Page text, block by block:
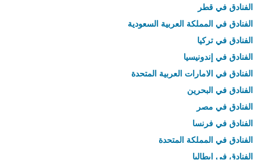
الفنادق في قطر
الفنادق في المملكة العربية السعودية
الفنادق في تركيا
الفنادق في إندونيسيا
الفنادق في الامارات العربية المتحدة
الفنادق في البحرين
الفنادق في مصر
الفنادق في فرنسا
الفنادق في المملكة المتحدة
الفنادق في إيطاليا